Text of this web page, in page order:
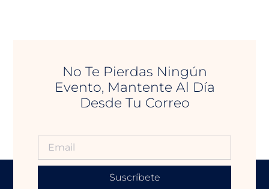
No Te Pierdas Ningún
Evento, Mantente Al Día
Desde Tu Correo
Suscríbete